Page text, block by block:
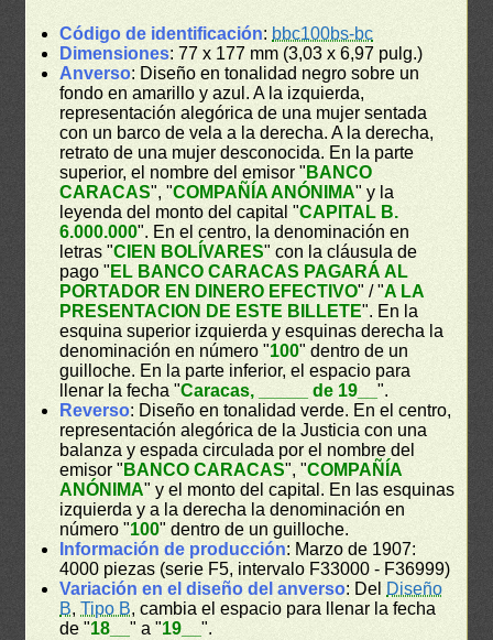
Código de identificación: bbc100bs-bc
Dimensiones: 77 x 177 mm (3,03 x 6,97 pulg.)
Anverso: Diseño en tonalidad negro sobre un
fondo en amarillo y azul. A la izquierda,
representación alegórica de una mujer sentada
con un barco de vela a la derecha. A la derecha,
retrato de una mujer desconocida. En la parte
superior, el nombre del emisor " BANCO
CARACAS", "COMPAÑÍA ANÓNIMA" y la
leyenda del monto del capital "CAPITAL B.
6.000.000". En el centro, la denominación en
letras "CIEN BOLÍVARES" con la cláusula de
pago " EL BANCO CARACAS PAGARÁ AL
PORTADOR EN DINERO EFECTIVO" / "A LA
PRESENTACION DE ESTE BILLETE". En la
esquina superior izquierda y esquinas derecha la
denominación en número "100" dentro de un
guilloche. En la parte inferior, el espacio para
llenar la fecha "Caracas, _____ de 19__".
Reverso: Diseño en tonalidad verde. En el centro,
representación alegórica de la Justicia con una
balanza y espada circulada por el nombre del
emisor " BANCO CARACAS", "COMPAÑÍA
ANÓNIMA" y el monto del capital. En las esquinas
izquierda y a la derecha la denominación en
número "100" dentro de un guilloche.
Información de producción: Marzo de 1907:
4000 piezas (serie F5, intervalo F33000 - F36999)
Variación en el diseño del anverso: Del Diseño
B,Tipo B, cambia el espacio para llenar la fecha
de "18__" a "19__".